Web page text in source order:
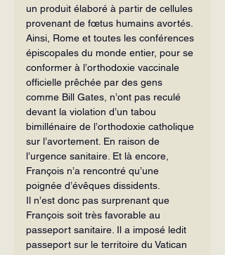
un produit élaboré à partir de cellules
provenant de fœtus humains avortés.
Ainsi, Rome et toutes les conférences
épiscopales du monde entier, pour se
conformer à l’orthodoxie vaccinale
officielle prêchée par des gens
comme Bill Gates, n’ont pas reculé
devant la violation d’un tabou
bimillénaire de l’orthodoxie catholique
sur l’avortement. En raison de
l’urgence sanitaire. Et là encore,
François n’a rencontré qu’une
poignée d’évêques dissidents.
Il n’est donc pas surprenant que
François soit très favorable au
passeport sanitaire. Il a imposé ledit
passeport sur le territoire du Vatican